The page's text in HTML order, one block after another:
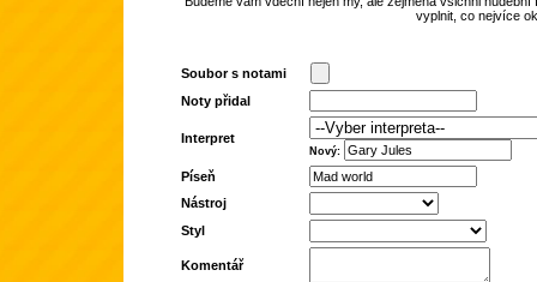
vyplnit, co nejvíce
Soubor s notami
Noty přidal
Interpret
Nový:
Píseň
Nástroj
Styl
Komentář